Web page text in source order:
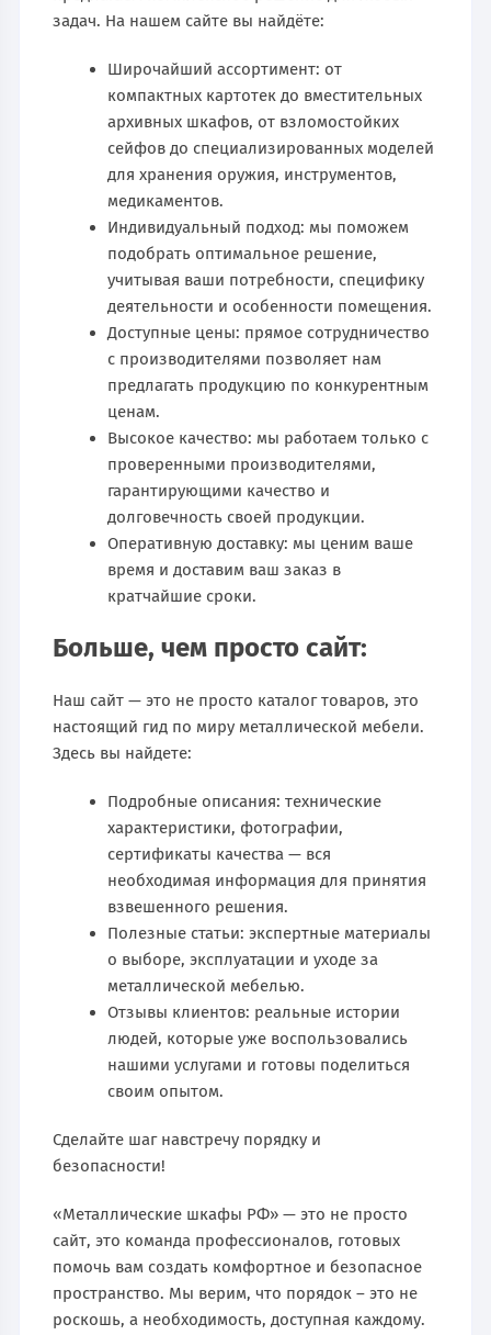
задач. На нашем сайте вы найдёте:
Широчайший ассортимент: от
компактных картотек до вместительных
архивных шкафов, от взломостойких
сейфов до специализированных моделей
для хранения оружия, инструментов,
медикаментов.
Индивидуальный подход: мы поможем
подобрать оптимальное решение,
учитывая ваши потребности, специфику
деятельности и особенности помещения.
Доступные цены: прямое сотрудничество
с производителями позволяет нам
предлагать продукцию по конкурентным
ценам.
Высокое качество: мы работаем только с
проверенными производителями,
гарантирующими качество и
долговечность своей продукции.
Оперативную доставку: мы ценим ваше
время и доставим ваш заказ в
кратчайшие сроки.
Больше, чем просто сайт:
Наш сайт — это не просто каталог товаров, это
настоящий гид по миру металлической мебели.
Здесь вы найдете:
Подробные описания: технические
характеристики, фотографии,
сертификаты качества — вся
необходимая информация для принятия
взвешенного решения.
Полезные статьи: экспертные материалы
о выборе, эксплуатации и уходе за
металлической мебелью.
Отзывы клиентов: реальные истории
людей, которые уже воспользовались
нашими услугами и готовы поделиться
своим опытом.
Сделайте шаг навстречу порядку и
безопасности!
«Металлические шкафы РФ» — это не просто
сайт, это команда профессионалов, готовых
помочь вам создать комфортное и безопасное
пространство. Мы верим, что порядок – это не
роскошь, а необходимость, доступная каждому.